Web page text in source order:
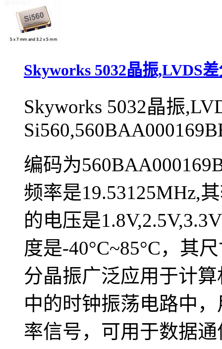
Skyworks 5032晶振,LVDS
Skyworks 5032晶振
编码为
频率是19.53125MHz,
的电压是
度是-40°C~85°C，其
分晶振广泛应用于计
中的时钟振荡电路中
率信号，可用于数据